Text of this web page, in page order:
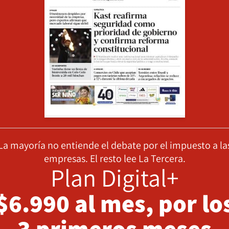
mayoría no entiende el debate por el impuesto a
empresas. El resto lee La Tercera.
Plan Digital+
al mes, por